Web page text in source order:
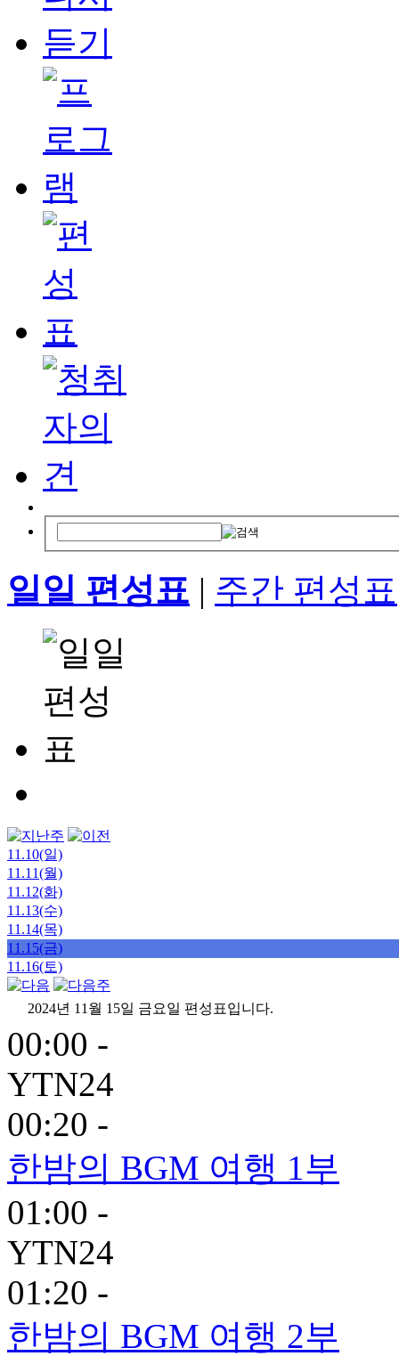
일일 편성표 | 주간 편성표
11.10(일)
11.11(월)
11.12(화)
11.13(수)
11.14(목)
11.15(금)
11.16(토)
2024년 11월 15일 금요일 편성표입니다.
00:00 -
YTN24
00:20 -
한밤의 BGM 여행 1부
01:00 -
YTN24
01:20 -
한밤의 BGM 여행 2부